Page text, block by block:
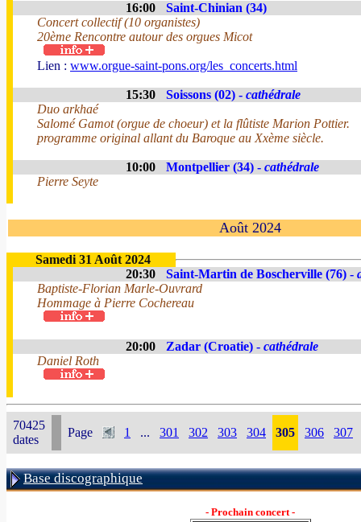
16:00
Saint-Chinian (34)
Concert collectif (10 organistes)
20ème Rencontre autour des orgues Micot
Lien : www.orgue-saint-pons.org/les_concerts.html
15:30 Soissons (02) - cathédrale
Duo arkhaé
Salomé Gamot (orgue de choeur) et la flûtiste Marion Pottier.
programme original allant du Baroque au Xxème siècle.
10:00 Montpellier (34) - cathédrale
Pierre Seyte
Août 2024
Samedi 31 Août 2024
20:30
Saint-Martin de Boscherville (76) -
Baptiste-Florian Marle-Ouvrard
Hommage à Pierre Cochereau
20:00 Zadar (Croatie) - cathédrale
Daniel Roth
70425
dates
Page 1 ... 301 302 303 304 305 306 307
Base discographique
- Prochain concert -